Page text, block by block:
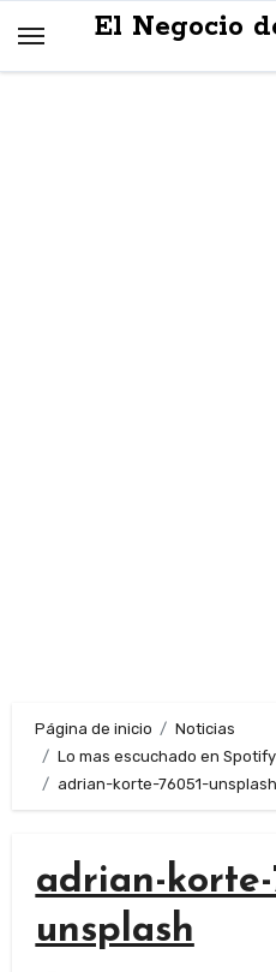
El Negocio
Página de inicio
Noticias
Lo mas escuchado en
adrian-korte-76051-unsplash
adrian-korte-
unsplash